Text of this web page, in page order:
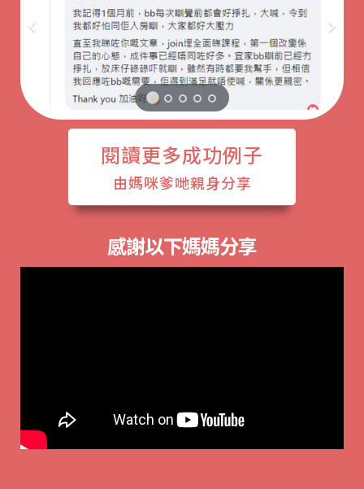
閱讀更多成功例子
由媽咪爹哋親身分享
感謝以下媽媽分享